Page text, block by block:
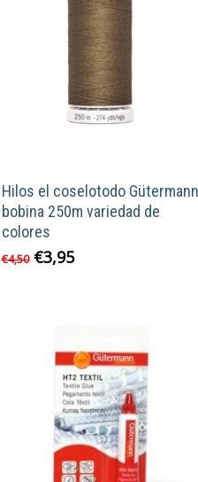
Hilos el coselotodo Gütermann
bobina 250m variedad de
colores
€4,50 El
€3,95El